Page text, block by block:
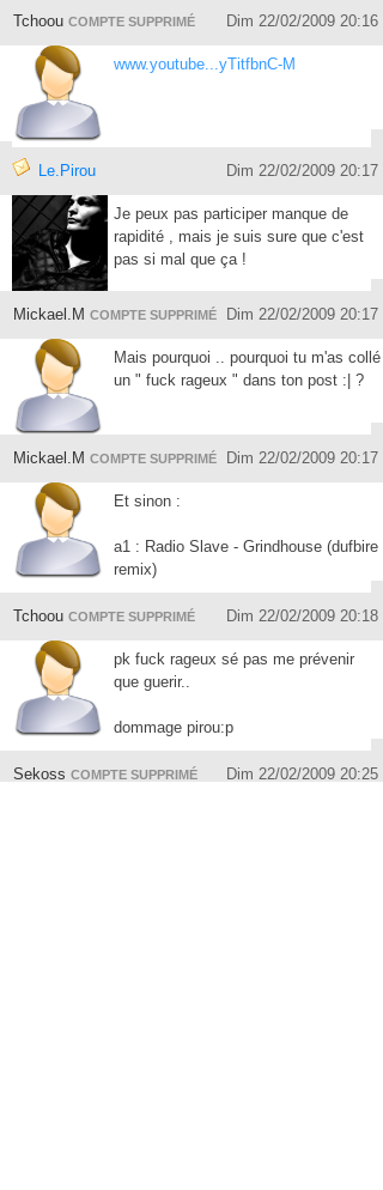
Tchoou COMPTE SUPPRIMÉ Dim 22/02/2009 20:16
www.youtube...yTitfbnC-M
Le.Pirou Dim 22/02/2009 20:17
Je peux pas participer manque de
rapidité , mais je suis sure que c'est
pas si mal que ça !
Mickael.M COMPTE SUPPRIMÉ Dim 22/02/2009 20:17
Mais pourquoi .. pourquoi tu m'as collé
un " fuck rageux " dans ton post :| ?
Mickael.M COMPTE SUPPRIMÉ Dim 22/02/2009 20:17
Et sinon :
a1 : Radio Slave - Grindhouse (dufbire
remix)
Tchoou COMPTE SUPPRIMÉ Dim 22/02/2009 20:18
pk fuck rageux sé pas me prévenir
que guerir..
dommage pirou:p
Sekoss COMPTE SUPPRIMÉ Dim 22/02/2009 20:25